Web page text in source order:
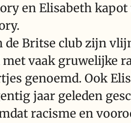
en Elisabeth
de Britse club zijn
vaak gruwelijke
genoemd. Ook
jaar geleden
racisme en